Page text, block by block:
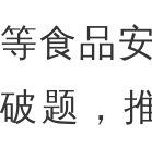
等食品
破题，